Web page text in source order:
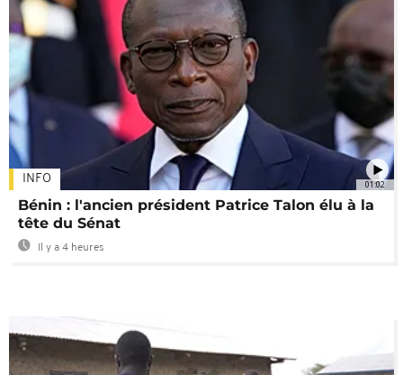
01:02
INFO
Bénin : l'ancien président Patrice Talon élu à la
tête du Sénat
Il y a 4 heures